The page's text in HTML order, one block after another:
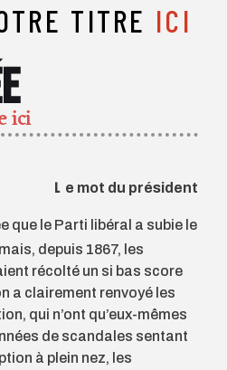
TITRE ICI
ici
Le mot du président
que le Parti libéral a subie le
depuis 1867, les
récolté un si bas score
a clairement renvoyé les
qui n’ont qu’eux-mêmes
de scandales sentant
à plein nez, les